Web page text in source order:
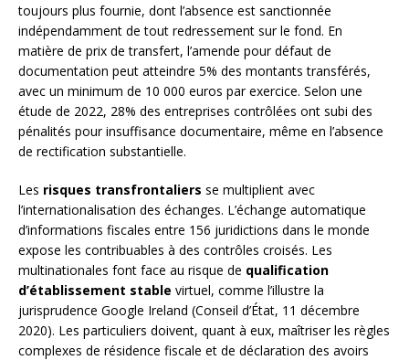
toujours plus fournie, dont l’absence est sanctionnée
indépendamment de tout redressement sur le fond. En
matière de prix de transfert, l’amende pour défaut de
documentation peut atteindre 5% des montants transférés,
avec un minimum de 10 000 euros par exercice. Selon une
étude de 2022, 28% des entreprises contrôlées ont subi des
pénalités pour insuffisance documentaire, même en l’absence
de rectification substantielle.
Les risques transfrontaliers se multiplient avec
l’internationalisation des échanges. L’échange automatique
d’informations fiscales entre 156 juridictions dans le monde
expose les contribuables à des contrôles croisés. Les
multinationales font face au risque de qualification
d’établissement stable virtuel, comme l’illustre la
jurisprudence Google Ireland (Conseil d’État, 11 décembre
2020). Les particuliers doivent, quant à eux, maîtriser les règles
complexes de résidence fiscale et de déclaration des avoirs